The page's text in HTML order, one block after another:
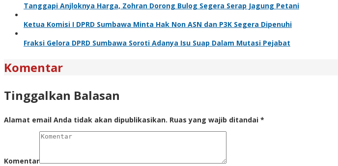
Tanggapi Anjloknya Harga, Zohran Dorong Bulog Segera Serap Jagung Petani
Ketua Komisi I DPRD Sumbawa Minta Hak Non ASN dan P3K Segera Dipenuhi
Fraksi Gelora DPRD Sumbawa Soroti Adanya Isu Suap Dalam Mutasi Pejabat
Komentar
Tinggalkan Balasan
Alamat email Anda tidak akan dipublikasikan. Ruas yang wajib ditandai *
Komentar